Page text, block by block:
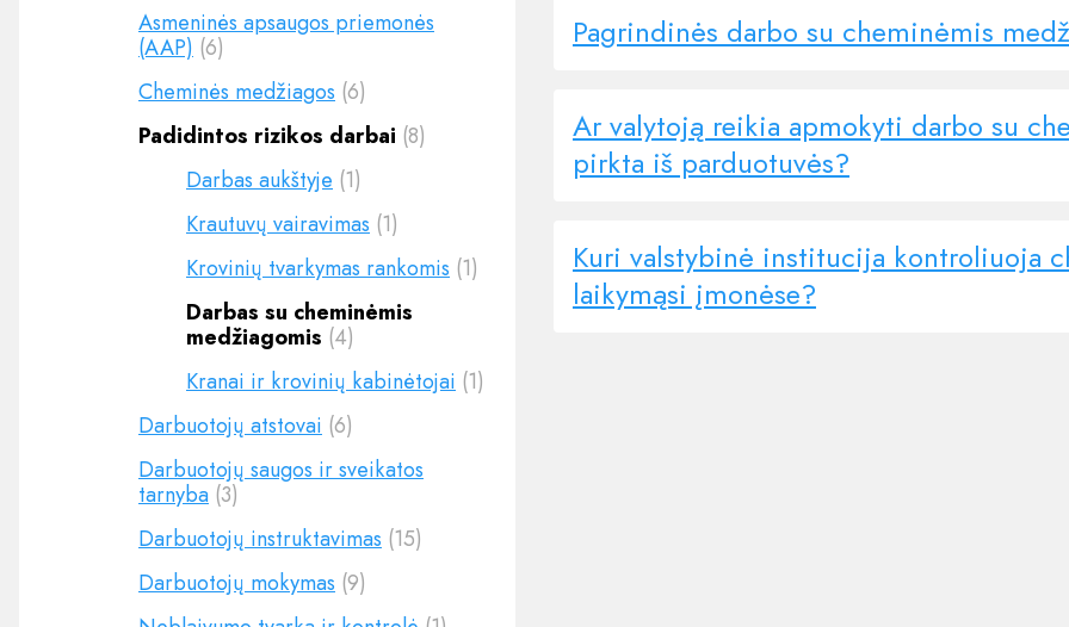
Asmeninės apsaugos priemonės
(AAP) (6)
Cheminės medžiagos (6)
Padidintos rizikos darbai (8)
Darbas aukštyje (1)
Krautuvų vairavimas (1)
Krovinių tvarkymas rankomis (1)
Darbas su cheminėmis
medžiagomis (4)
Kranai ir krovinių kabinėtojai (1)
Darbuotojų atstovai (6)
Darbuotojų saugos ir sveikatos
tarnyba (3)
Darbuotojų instruktavimas (15)
Darbuotojų mokymas (9)
Pagrindinės darbo su cheminėmis
Ar valytoją reikia apmokyti darbo su
pirkta iš parduotuvės?
Kuri valstybinė institucija kontroliuoja
laikymąsi įmonėse?